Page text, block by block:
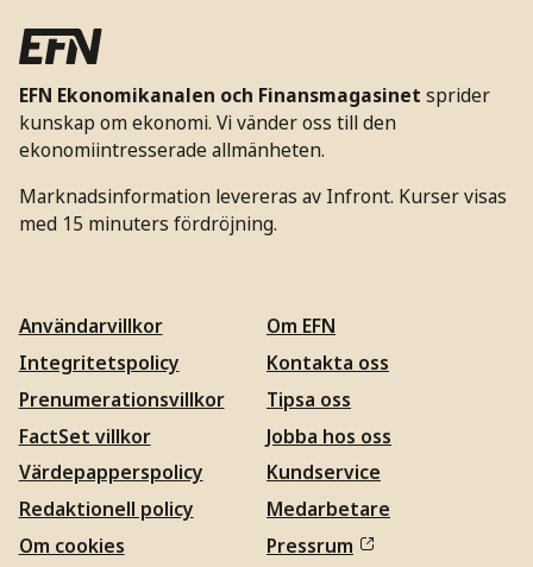
EFN Ekonomikanalen och Finansmagasinet sprider
kunskap om ekonomi. Vi vänder oss till den
ekonomiintresserade allmänheten.
Marknadsinformation levereras av Infront. Kurser visas
med 15 minuters fördröjning.
Användarvillkor
Integritetspolicy
Prenumerationsvillkor
FactSet villkor
Värdepapperspolicy
Redaktionell policy
Om cookies
Om EFN
Kontakta oss
Tipsa oss
Jobba hos oss
Kundservice
Medarbetare
Pressrum